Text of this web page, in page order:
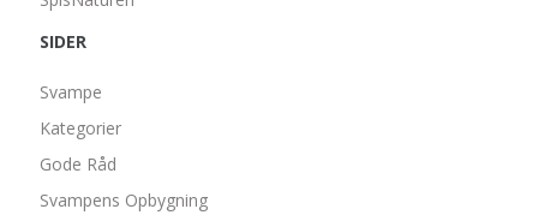
SIDER
Svampe
Kategorier
Gode Råd
Svampens Opbygning